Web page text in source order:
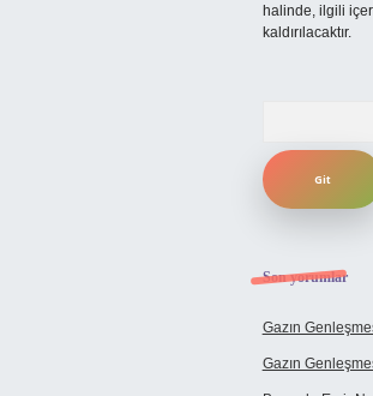
halinde, ilgili
kaldırılacaktır.
Son yorumlar
Gazın
Gazın